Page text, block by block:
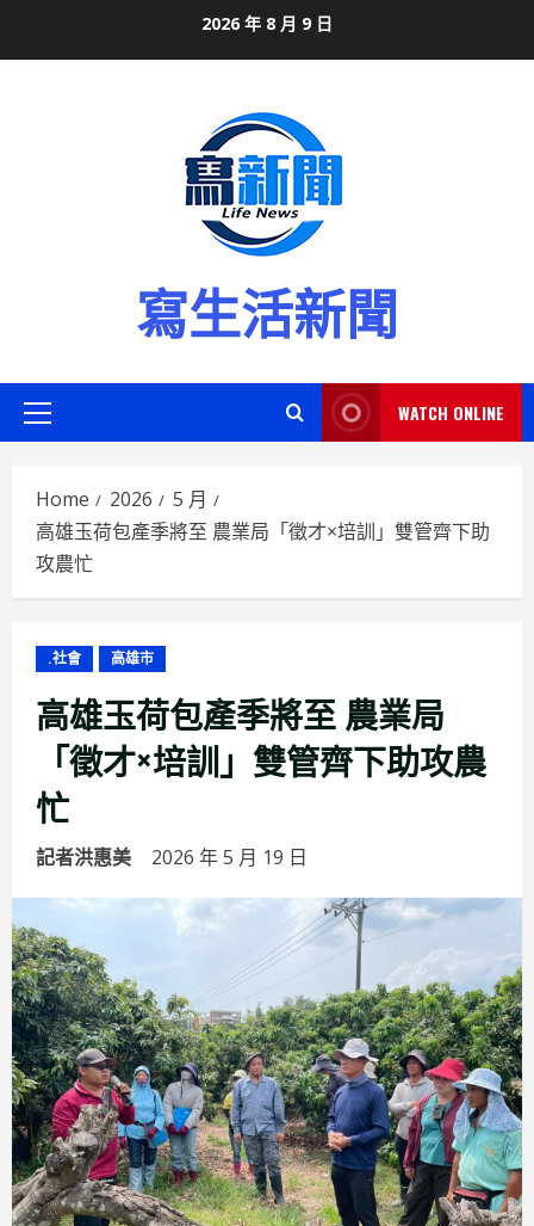
2026 年 8 月 9 日
寫生活新聞
Primary
WATCH ONLINE
Home 2026
5 月
高雄玉荷包產季將至 農業局「徵才×培訓」雙管齊下助
攻農忙
.社會 高雄市
高雄玉荷包產季將至 農業局
「徵才×培訓」雙管齊下助攻農
忙
記者洪惠美 2026 年 5 月 19 日